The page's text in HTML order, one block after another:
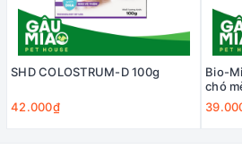
SHD COLOSTRUM-D 100g
42.000₫
Bio-
chó